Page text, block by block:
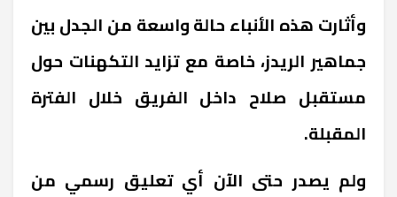
وأثارت هذه الأنباء حالة واسعة من الجدل بين
جماهير الريدز، خاصة مع تزايد التكهنات حول
مستقبل صلاح داخل الفريق خلال الفترة
المقبلة.
ولم يصدر حتى الآن أي تعليق رسمي من